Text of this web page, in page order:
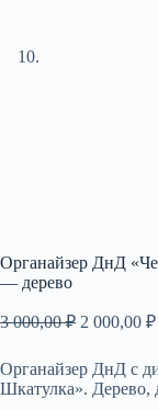
Органайзер ДнД
— дерево
3 000,00₽
3
000,00 ₽.
2 000,00 ₽
Органайзер ДнД с
Шкатулка». Дерево,